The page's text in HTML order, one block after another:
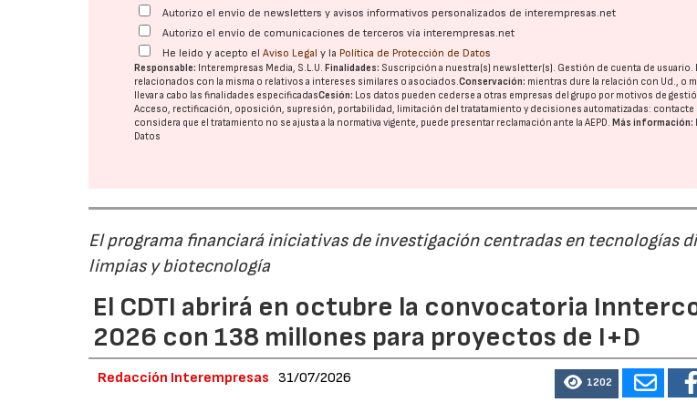
Autorizo el envío de newsletters y avisos informativos personalizados de interempresas.net
Autorizo el envío de comunicaciones de terceros vía interempresas.net
He leído y acepto elAviso Legal y la Política de Protección de Datos
Responsable: Interempresas Media, S.L.U.Finalidades: Suscripción a nuestra(s) newsletter(s). Gestión de cuenta de usuario.
relacionados con la misma o relativos a intereses similares o asociados.Conservación: mientras dure la relación con Ud., o
llevar a cabo las finalidades especificadasCesión: Los datos pueden cederse a otras empresas del grupo por motivos de
Acceso, rectificación, oposición, supresión, portabilidad, limitación del tratatamiento y decisiones automatizadas: contacte
considera que el tratamiento no se ajusta a la normativa vigente, puede presentar reclamación ante laAEPD .Más información:
Datos
El programa financiará iniciativas de investigación centradas en tecnologías
limpias y biotecnología
El CDTI abrirá en octubre la convocatoria
2026 con 138 millones para proyectos de I+D
Redacción Interempresas 31/07/2026 1202